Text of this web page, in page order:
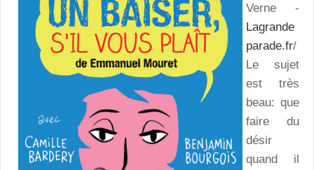
Verne -
Lagrande
parade.fr/
Le sujet
est très
beau: que
faire du
désir
quand il